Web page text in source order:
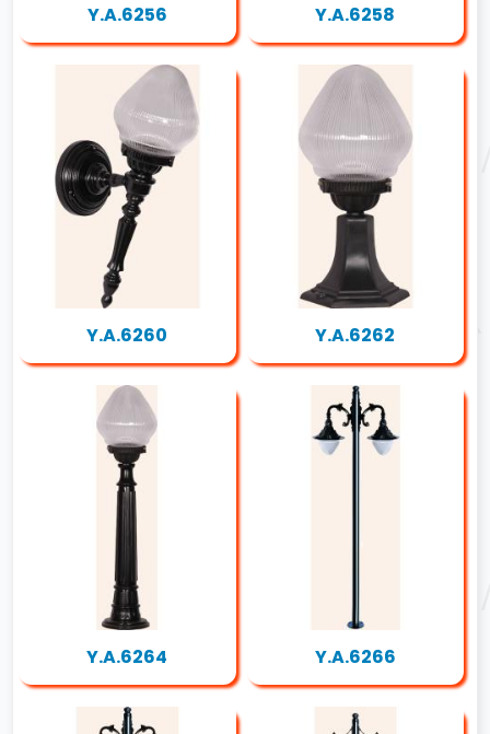
Y.A.6256 Y.A.6258
Y.A.6260 Y.A.6262
Y.A.6264 Y.A.6266